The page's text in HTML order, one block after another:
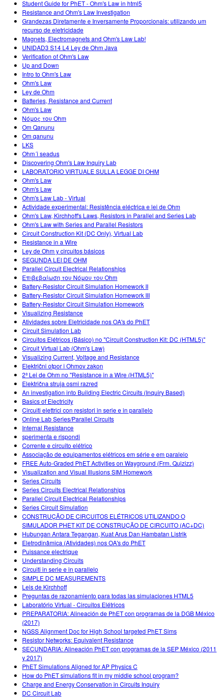
Student Guide for PhET - Ohm's Law in html5
Resistance and Ohm's Law Investigation
Grandezas Diretamente e Inversamente Proporcionais: utilizando um
recurso de eletricidade
Magnets, Electromagnets and Ohm's Law Lab!
UNIDAD3 S14 L4 Ley de Ohm Java
Verification of Ohm's Law
Up and Down
Intro to Ohm's Law
Ohm's Law
Ley de Ohm
Batteries, Resistance and Current
Ohm's Law
Νόμος του Ohm
Om Qanunu
Om qanunu
LKS
Ohm´i seadus
Discovering Ohm's Law Inquiry Lab
LABORATORIO VIRTUALE SULLA LEGGE DI OHM
Ohm's Law
Ohm's Law
Ohm's Law Lab - Virtual
Actividade experimental: Resistência eléctrica e lei de Ohm
Ohm's Law, Kirchhoff's Laws, Resistors in Parallel and Series Lab
Ohm's Law with Series and Parallel Resistors
Circuit Construction Kit (DC Only), Virtual Lab
Resistance in a Wire
Ley de Ohm y circuitos básicos
SEGUNDA LEI DE OHM
Parallel Circuit Electrical Relationships
Επιβεβαίωση του Νόμου του Ohm
Battery-Resistor Circuit Simulation Homework II
Battery-Resistor Circuit Simulation Homework III
Battery-Resistor Circuit Simulation Homework
Visualizing Resistance
Atividades sobre Eletricidade nos OA's do PhET
Circuit Simulation Lab
Circuitos Elétricos (Básico) no "Circuit Construction Kit: DC (HTML5)"
Circuit Virtual Lab (Ohm's Law)
Visualizing Current, Voltage and Resistance
Električni otpor i Ohmov zakon
2ª Lei de Ohm no "Resistance in a Wire (HTML5)"
Električna struja osmi razred
An investigation into Building Electric Circuits (Inquiry Based)
Basics of Electricity
Circuiti elettrici con resistori in serie e in parallelo
Online Lab Series/Parallel Circuits
Internal Resistance
sperimenta e rispondi
Corrente e circuito elétrico
Associação de equipamentos elétricos em série e em paralelo
FREE Auto-Graded PhET Activities on Wayground (Frm. Quizizz)
Visualization and Visual Illusions SIM Homework
Series Circuits
Series Circuits Electrical Relationships
Parallel Circuit Electrical Relationships
Series Circuit Simulation
CONSTRUÇÃO DE CIRCUITOS ELÉTRICOS UTILIZANDO O
SIMULADOR PHET KIT DE CONSTRUÇÃO DE CIRCUITO (AC+DC)
Hubungan Antara Tegangan, Kuat Arus Dan Hambatan Listrik
Eletrodinâmica (Atividades) nos OA's do PhET
Puissance electrique
Understanding Circuits
Circuiti in serie e in parallelo
SIMPLE DC MEASUREMENTS
Leis de Kirchhoff
Preguntas de razonamiento para todas las simulaciones HTML5
Laboratório Virtual - Circuitos Elétricos
PREPARATORIA: Alineación de PhET con programas de la DGB México
(2017)
NGSS Alignment Doc for High School targeted PhET Sims
Resistor Networks: Equivalent Resistance
SECUNDARIA: Alineación PhET con programas de la SEP México (2011
y 2017)
PhET Simulations Aligned for AP Physics C
How do PhET simulations fit in my middle school program?
Charge and Energy Conservation in Circuits Inquiry
DC Circuit Lab